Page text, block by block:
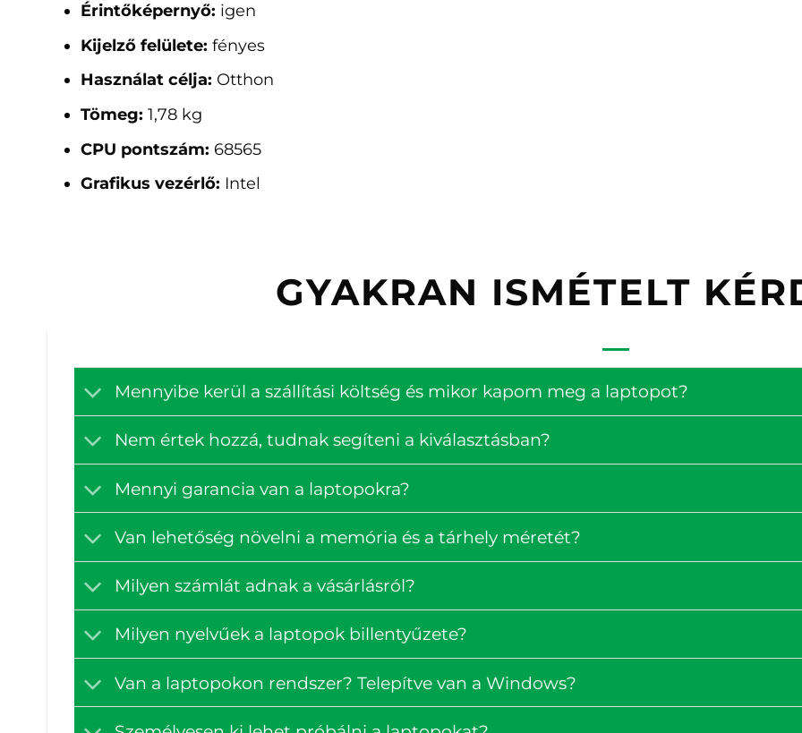
Érintőképernyő: igen
Kijelző felülete: fényes
Használat célja: Otthon
Tömeg: 1,78 kg
CPU pontszám: 68565
Grafikus vezérlő: Intel
GYAKRAN ISMÉTELT
Mennyibe kerül a szállítási költség és mikor kapom meg a laptopot?
Nem értek hozzá, tudnak segíteni a kiválasztásban?
Mennyi garancia van a laptopokra?
Van lehetőség növelni a memória és a tárhely méretét?
Milyen számlát adnak a vásárlásról?
Milyen nyelvűek a laptopok billentyűzete?
Van a laptopokon rendszer? Telepítve van a Windows?